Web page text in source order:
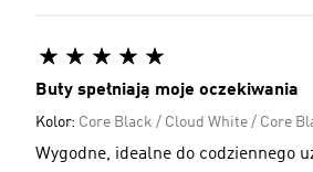
Buty spełniają moje oczekiwania
Kolor: Core Black / Cloud White / Core
Wygodne, idealne do codziennego